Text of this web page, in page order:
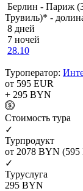
Берлин - Париж
Трувиль)* -
8 дней
7 ночей
28.10
Туроператор:
от 595 EUR
+ 295 BYN
Cтоимость тура
✓
Турпродукт
от 2078 BYN (595
✓
Туруслуга
295 BYN